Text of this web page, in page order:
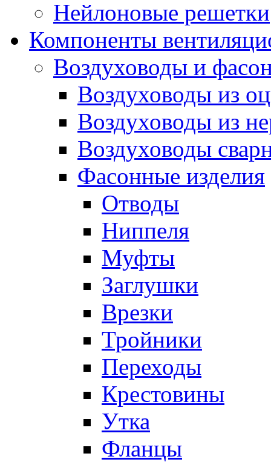
Нейлоновые решетки
Компоненты
Воздуховоды и
Воздуховоды из
Воздуховоды из
Воздуховоды
Фасонные изделия
Отводы
Ниппеля
Муфты
Заглушки
Врезки
Тройники
Переходы
Крестовины
Утка
Фланцы